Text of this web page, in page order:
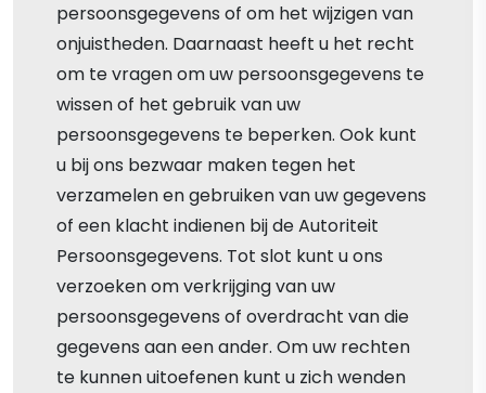
persoonsgegevens of om het wijzigen van
onjuistheden. Daarnaast heeft u het recht
om te vragen om uw persoonsgegevens te
wissen of het gebruik van uw
persoonsgegevens te beperken. Ook kunt
u bij ons bezwaar maken tegen het
verzamelen en gebruiken van uw gegevens
of een klacht indienen bij de Autoriteit
Persoonsgegevens. Tot slot kunt u ons
verzoeken om verkrijging van uw
persoonsgegevens of overdracht van die
gegevens aan een ander. Om uw rechten
te kunnen uitoefenen kunt u zich wenden